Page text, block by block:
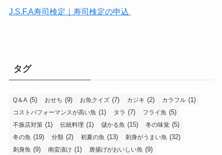
J.S.F.A寿司検定｜寿司検定の申込
タグ
Q＆A (5) おせち (9) お魚クイズ (7) カジキ (2) カラフル (1)
コストパフォーマンスが高い魚 (1) タラ (7) フライ魚 (5)
不振店対策 (1) 伝統料理 (1) 儲かる魚 (15) 冬の味覚 (5)
冬の魚 (19) 分類 (2) 初夏の魚 (13) 刺身がうまい魚 (32)
刺身魚 (9) 南蛮漬け (1) 唐揚げがおいしい魚 (9)